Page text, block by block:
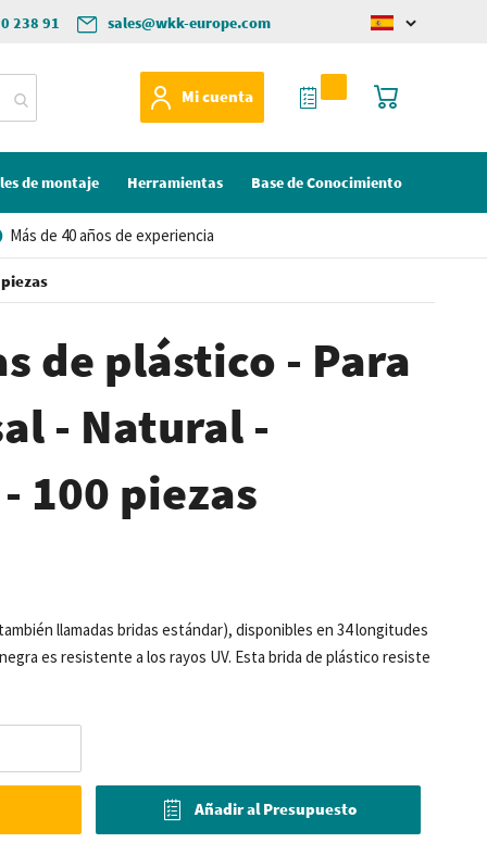
sales@wkk-europe.com
238 91
Change
Mi cuenta
Mi cesta
Mi Cotización
de montaje Herramientas Base de Conocimiento
Más de 40 años de experiencia
de plástico - Para
- Natural -
100 piezas
llamadas bridas estándar), disponibles en 34 longitudes
es resistente a los rayos UV. Esta brida de plástico resiste
Añadir al Presupuesto